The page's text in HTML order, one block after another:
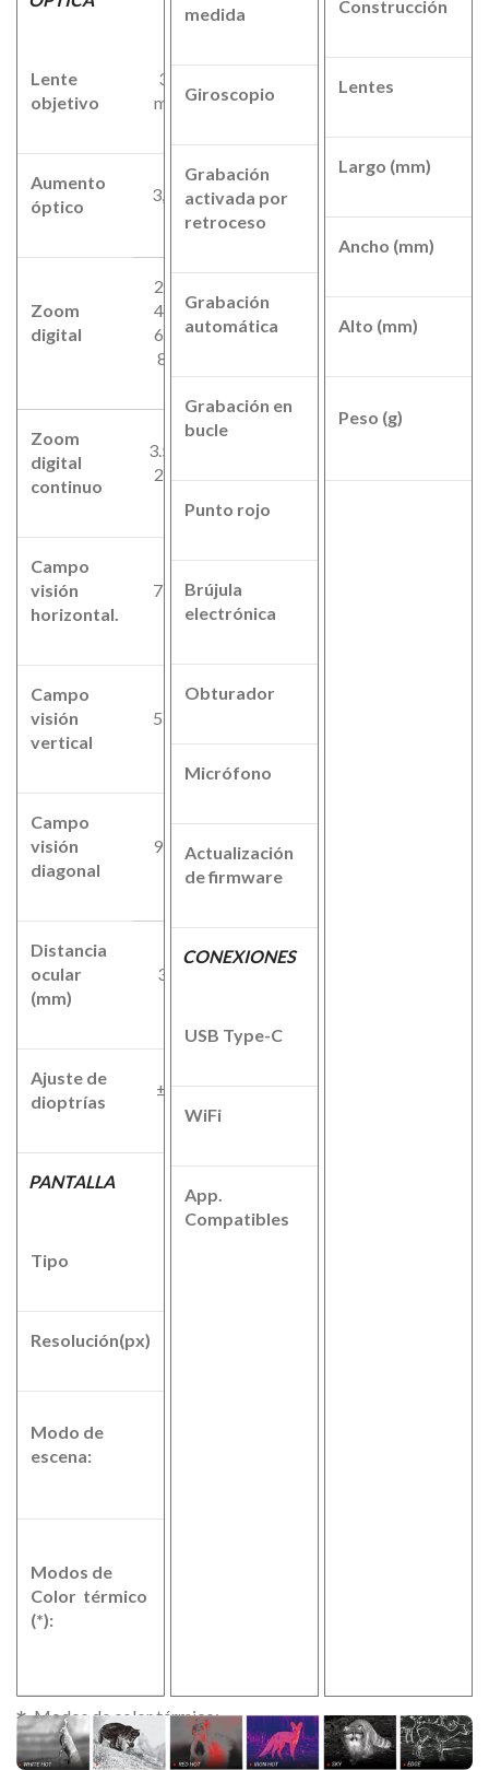
Lente
objetivo
35
mm
Aumento
óptico
3,5x
Zoom
digital
2x-
4x-
6x-
8x
Zoom
digital
continuo
3.5x-
28x
Campo
visión
horizontal.
7,5°
Campo
visión
vertical
5,6°
Campo
visión
diagonal
9,4°
Distancia
ocular
(mm)
30
Ajuste de
dioptrías
±5
PANTALLA
Tipo
Resolución(px)
Modo de
escena:
Modos de
Color térmico
(*):
medida
Giroscopio -
Grabación
activada por
retroceso
Grabación
automática
Grabación en
bucle
Si
Punto rojo
Brújula
electrónica
Obturador
Micrófono
Actualización
de firmware
CONEXIONES
USB Type-C
WiFi
App.
Compatibles
Construcción
Lentes
Largo (mm)
Ancho (mm)
Alto (mm)
Peso (g)
Modos de color térmico: